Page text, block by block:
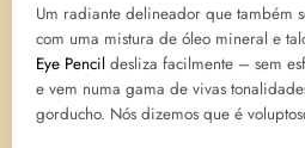
Um radiante delineador que também
com uma mistura de óleo mineral e
Eye Pencil desliza facilmente – sem
e vem numa gama de vivas
gorducho. Nós dizemos que é